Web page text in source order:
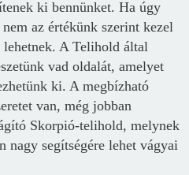
ki bennünket. Ha úgy
az értékünk szerint kezel
A Telihold által
vad oldalát, amelyet
ki. A megbízható
van, még jobban
Skorpió-telihold, melynek
nagy segítségére lehet vágyai